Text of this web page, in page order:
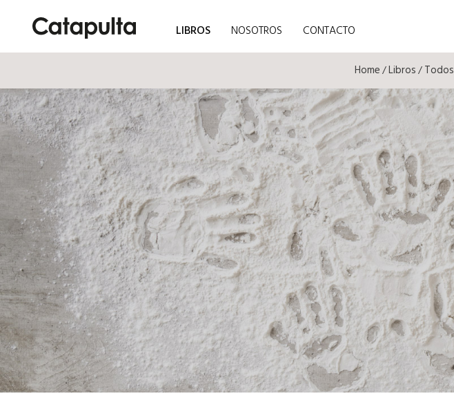
LIBROS NOSOTROS CONTACTO
Home/Libros/